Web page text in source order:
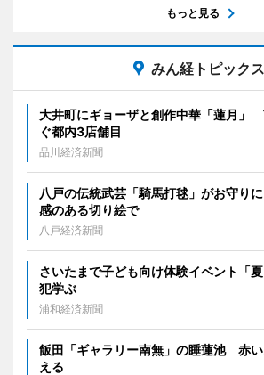
もっと見る
みん経トピックス
大井町にギョーザと創作中華「蓮月」
ぐ都内3店舗目
品川経済新聞
八戸の伝統武芸「騎馬打毬」がお守り
感のある切り絵で
八戸経済新聞
さいたまで子ども向け体験イベント「
犯学ぶ
浦和経済新聞
飯田「ギャラリー南無」の睡蓮池 赤
える